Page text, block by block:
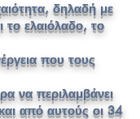
δηλαδή με
ελαιόλαδο, το
που τους
να περιλαμβάνει
από αυτούς οι 34